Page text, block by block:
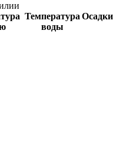
Температура
воды
Осадки